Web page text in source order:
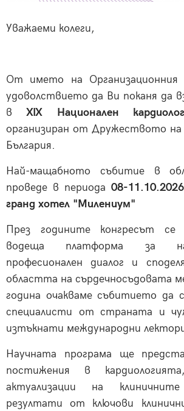
Уважаеми колеги,
От името на
удоволствието да Ви поканя да
в XIX Национален
организиран от Дружеството на
България.
Най-мащабното събитие в
проведе в периода 08-
гранд хотел "Милениум"
През годините конгресът
водеща платформа за
професионален диалог и
областта на сърдечносъдовата
година очакваме събитието да
специалисти от страната и
изтъкнати международни
Научната програма ще
постижения в
актуализации на
резултати от ключови